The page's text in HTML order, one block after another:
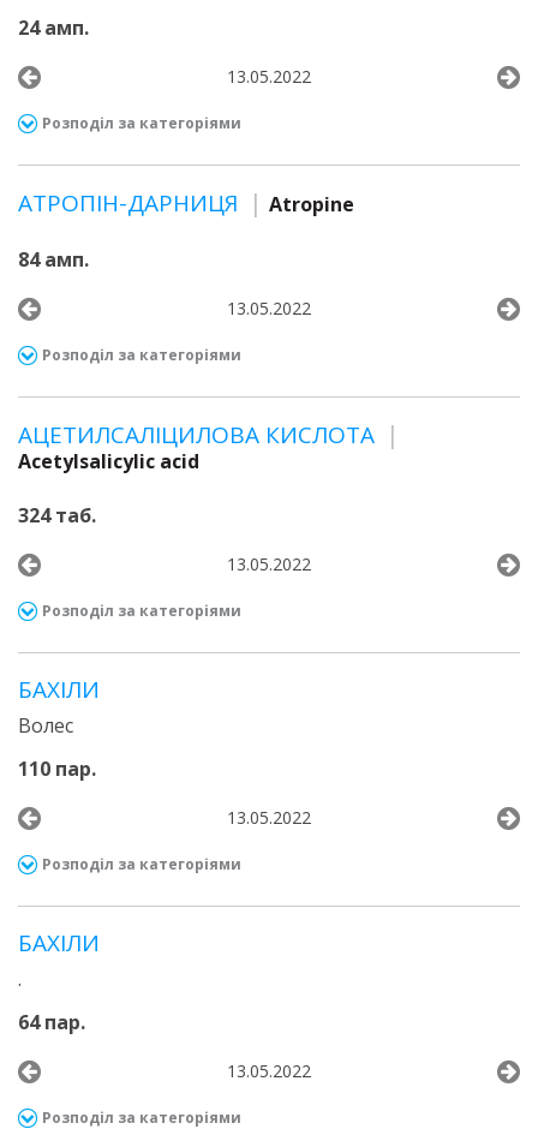
24 амп.
13.05.2022
Розподіл за категоріями
АТРОПІН-ДАРНИЦЯ Atropine
84 амп.
13.05.2022
Розподіл за категоріями
АЦЕТИЛСАЛІЦИЛОВА КИСЛОТА
Acetylsalicylic acid
324 таб.
13.05.2022
Розподіл за категоріями
БАХІЛИ
Волес
110 пар.
13.05.2022
Розподіл за категоріями
БАХІЛИ
.
64 пар.
13.05.2022
Розподіл за категоріями